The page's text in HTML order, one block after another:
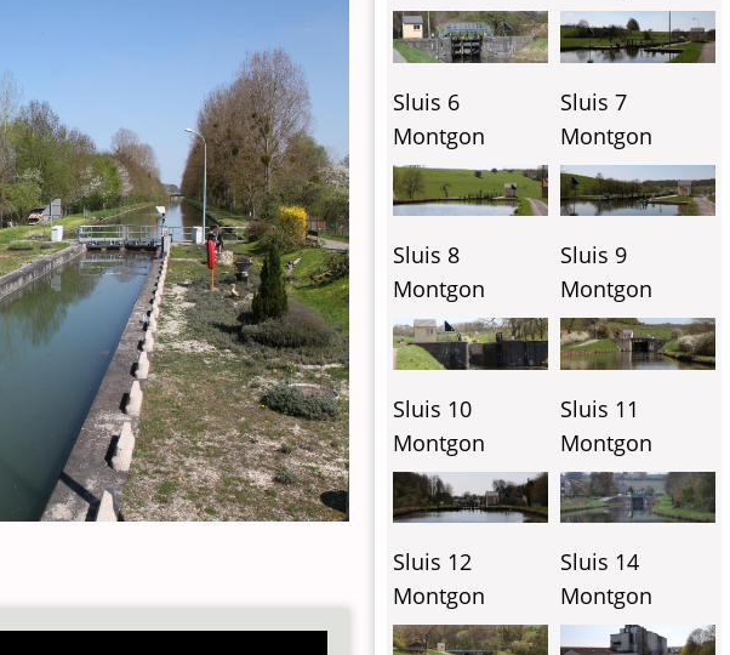
Sluis 6
Montgon
Sluis 7
Montgon
Sluis 8
Montgon
Sluis 9
Montgon
Sluis 10
Montgon
Sluis 11
Montgon
Sluis 12
Montgon
Sluis 14
Montgon